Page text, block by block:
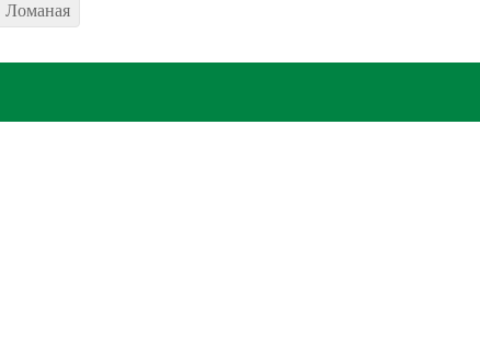
Ломаная